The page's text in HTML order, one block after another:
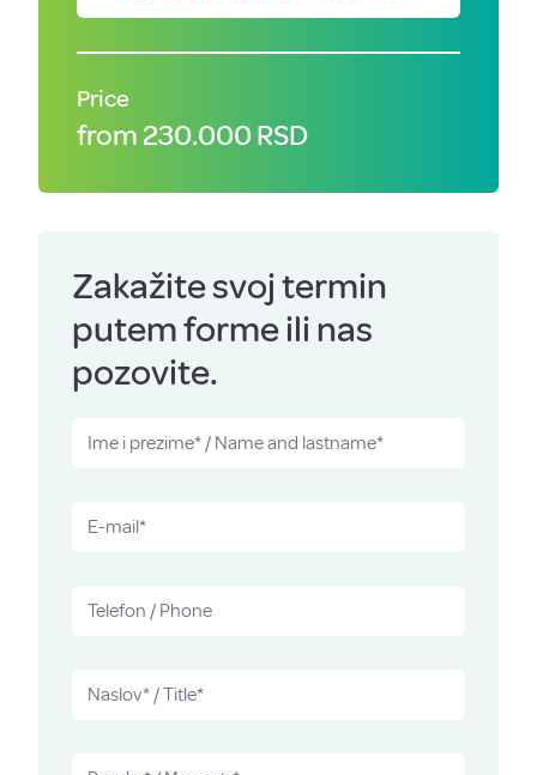
Price
from 230.000 RSD
Zakažite svoj termin
putem forme ili nas
pozovite.